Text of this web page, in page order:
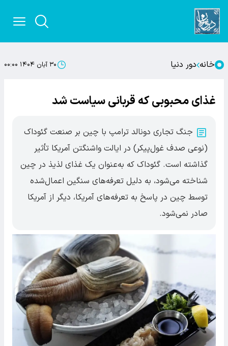
خانه دور دنیا ۳۰ آبان ۱۴۰۴ ۰۰:۰۰
غذای محبوبی که قربانی سیاست شد
جنگ تجاری دونالد ترامپ با چین بر صنعت گئوداک
(نوعی صدف غول‌پیکر) در ایالت واشنگتن آمریکا تأثیر
گذاشته است. گئوداک که به‌عنوان یک غذای لذیذ در چین
شناخته می‌شود، به دلیل تعرفه‌های سنگین اعمال‌شده
توسط چین در پاسخ به تعرفه‌های آمریکا، دیگر از آمریکا
صادر نمی‌شود.